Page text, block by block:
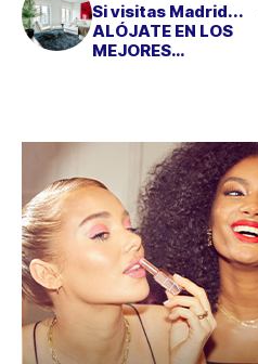
Si visitas Madrid...
ALÓJATE EN LOS
MEJORES